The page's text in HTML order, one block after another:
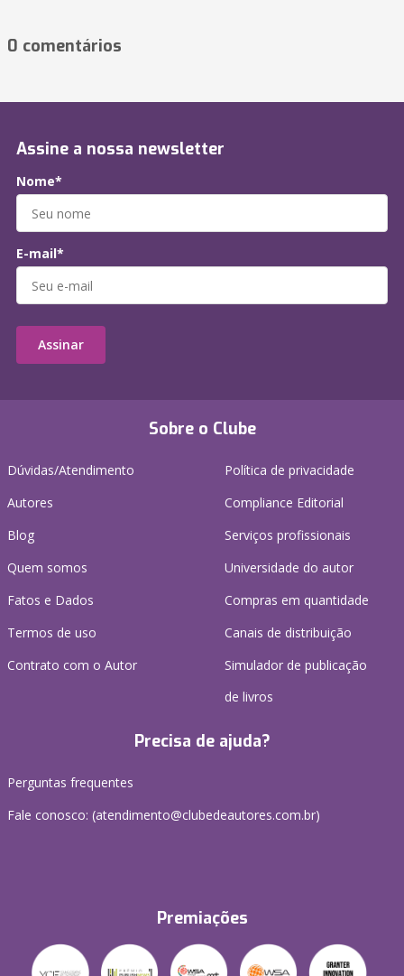
0 comentários
Sobre o Clube
Dúvidas/Atendimento
Autores
Blog
Quem somos
Fatos e Dados
Termos de uso
Contrato com o Autor
Política de privacidade
Compliance Editorial
Serviços profissionais
Universidade do autor
Compras em quantidade
Canais de distribuição
Simulador de publicação
de livros
Precisa de ajuda?
Perguntas frequentes
Fale conosco: (atendimento@clubedeautores.com.br)
Premiações
Assine a nossa newsletter
Nome*
E-mail*
Assinar